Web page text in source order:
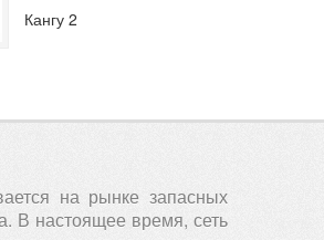
Кангу 2
на рынке запасных
В настоящее время, сеть